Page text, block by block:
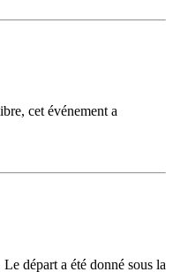
cet événement a
départ a été donné sous la